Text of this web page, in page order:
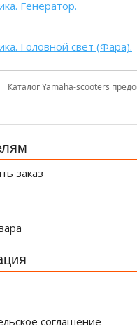
Генератор.
Головной свет (Фара).
Каталог Yamaha-scooters
заказ
соглашение